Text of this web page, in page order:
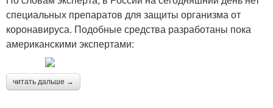
специальных препаратов для защиты организма от
коронавируса. Подобные средства разработаны пока
американскими экспертами:
читать дальше →